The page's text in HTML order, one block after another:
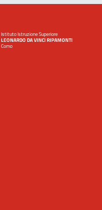
Istituto Istruzione Superiore
LEONARDO DA VINCI RIPAMONTI
Como